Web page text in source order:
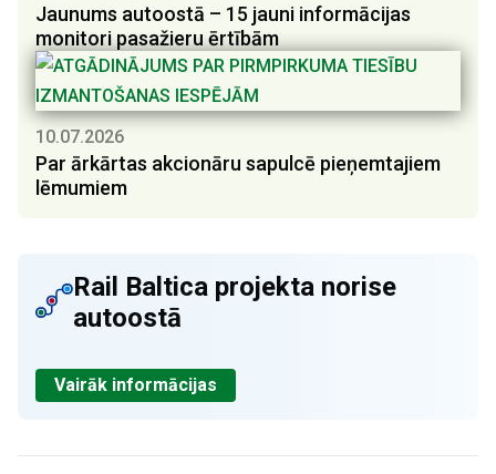
Jaunums autoostā – 15 jauni informācijas
monitori pasažieru ērtībām
Par ārkārtas akcionāru sapulcē pieņemtajiem
lēmumiem
10.07.2026
Rail Baltica projekta norise
autoostā
Vairāk informācijas